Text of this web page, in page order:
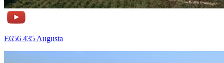
E656 435 Augusta